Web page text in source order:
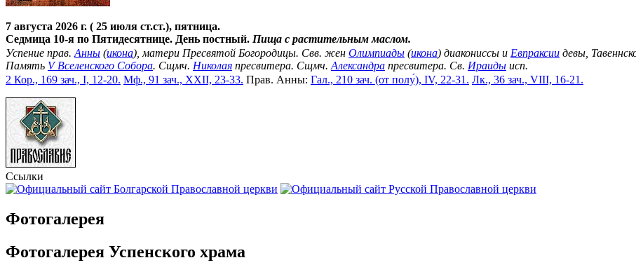
7 августа 2026 г. ( 25 июля ст.ст.), пятница.
Седмица 10-я по Пятидесятнице. День постный. Пища с растительным маслом.
Успение прав. Анны (икона), матери Пресвятой Богородицы. Свв. жен Олимпиады (икона) диакониссы и Евпраксии девы,
Память V Вселенского Собора. Сщмч. Николая пресвитера. Сщмч. Александра пресвитера. Св. Ираиды исп.
2 Кор., 169 зач., I, 12-20. Мф., 91 зач., XXII, 23-33. Прав. Анны: Гал., 210 зач. (от полу́), IV, 22-31. Лк., 36 зач., VIII, 16-21.
Ссылки
Фотогалерея
Фотогалерея Успенского храма